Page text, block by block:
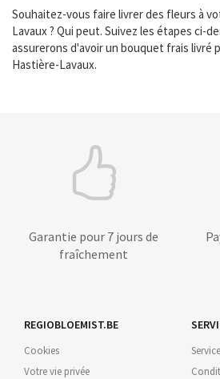
Souhaitez-vous faire livrer des fleurs à
Lavaux ? Qui peut. Suivez les étapes ci-
assurerons d'avoir un bouquet frais livré
Hastière-Lavaux.
Garantie pour 7 jours de
fraîchement
REGIOBLOEMIST.BE
Cookies
Votre vie privée